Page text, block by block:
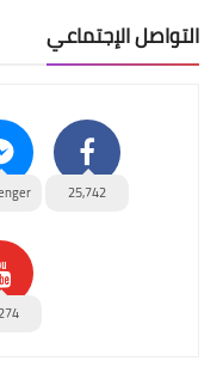
التواصل الإجتماعي
25,742